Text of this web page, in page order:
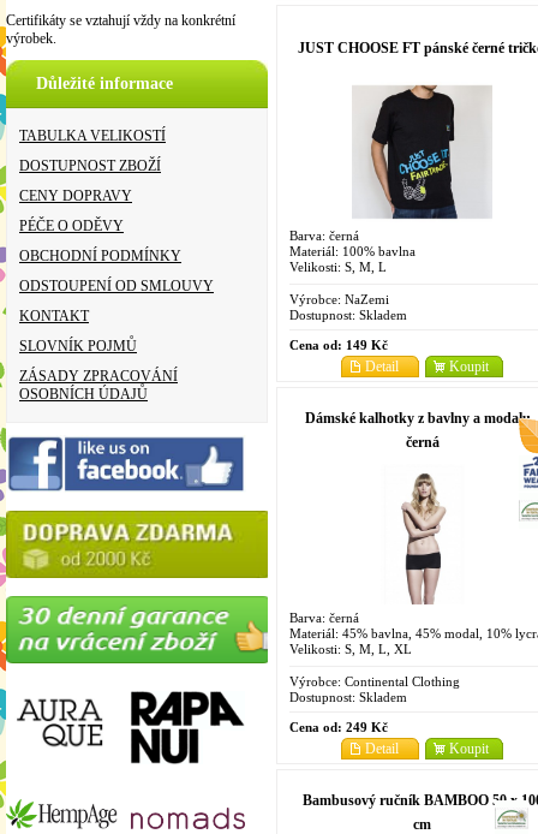
Certifikáty se vztahují vždy na konkrétní
výrobek.
Důležité informace
TABULKA VELIKOSTÍ
DOSTUPNOST ZBOŽÍ
CENY DOPRAVY
PÉČE O ODĚVY
OBCHODNÍ PODMÍNKY
ODSTOUPENÍ OD SMLOUVY
KONTAKT
SLOVNÍK POJMŮ
ZÁSADY ZPRACOVÁNÍ
OSOBNÍCH ÚDAJŮ
JUST CHOOSE FT pánské černé
Barva: černá
Materiál: 100% bavlna
Velikosti: S, M, L
Výrobce: NaZemi
Dostupnost: Skladem
Cena od: 149 Kč
Koupit
Detail
Dámské kalhotky z bavlny a modalu -
černá
Barva: černá
Materiál: 45% bavlna, 45% modal, 10%
Velikosti: S, M, L, XL
Výrobce: Continental Clothing
Dostupnost: Skladem
Cena od: 249 Kč
Koupit
Detail
Bambusový ručník BAMBOO 50 x
cm